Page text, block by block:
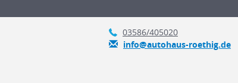
03586/405020
info@autohaus-roethig.de